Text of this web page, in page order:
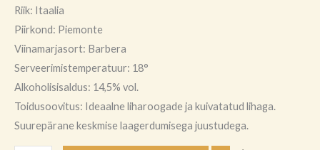
Riik: Itaalia
Piirkond: Piemonte
Viinamarjasort: Barbera
Serveerimistemperatuur: 18°
Alkoholisisaldus: 14,5% vol.
Toidusoovitus: Ideaalne liharoogade ja kuivatatud lihaga.
Suurepärane keskmise laagerdumisega juustudega.